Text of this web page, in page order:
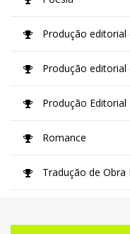
Produção editorial
Produção editorial
Produção Editorial
Romance
Tradução de Obra